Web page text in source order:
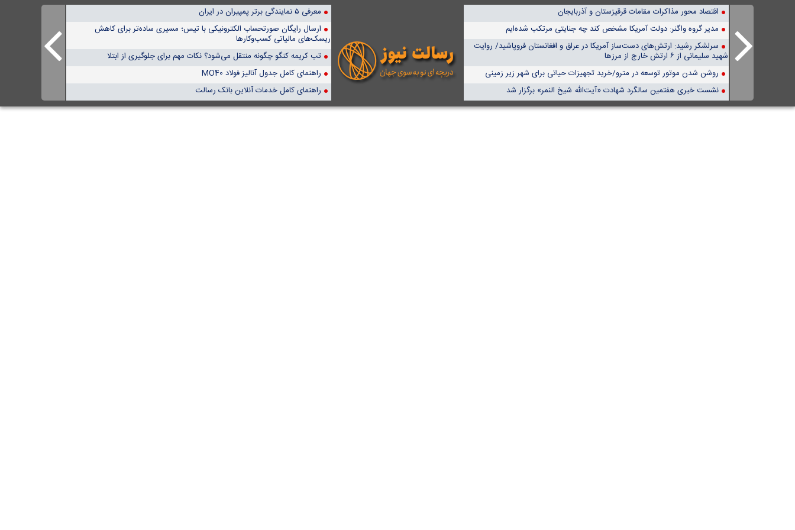
اقتصاد محور مذاکرات مقامات قرقیزستان و آذربایجان
مدیر گروه واگنر: دولت آمریکا مشخص کند چه جنایتی مرتکب شده‌ایم
سرلشکر رشید: ارتش‌های دست‌ساز آمریکا در عراق و افغانستان فروپاشید/ روایت
شهید سلیمانی از ۶ ارتش خارج از مرزها
روشن شدن موتور توسعه در مترو/خرید تجهیزات حیاتی برای شهر زیر زمینی
نشست خبری هفتمین سالگرد شهادت «آیت‌الله شیخ النمر» برگزار شد
معرفی ۵ نمایندگی برتر پمپیران در ایران
ارسال رایگان صورتحساب الکترونیکی با تیس؛ مسیری ساده‌تر برای کاهش
ریسک‌های مالیاتی کسب‌وکارها
تب کریمه کنگو چگونه منتقل می‌شود؟ نکات مهم برای جلوگیری از ابتلا
راهنمای کامل جدول آنالیز فولاد MO40
راهنمای کامل خدمات آنلاین بانک رسالت